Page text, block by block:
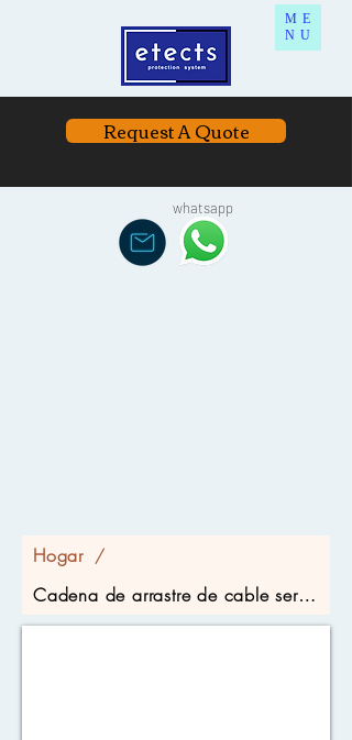
ME
NU
Request A Quote
whatsapp
Hogar /
Cadena de arrastre de cable serie E35